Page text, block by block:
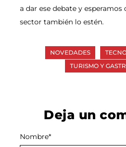
a dar ese debate y esperamos
sector también lo estén.
NOVEDADES
TURISMO Y
Deja un
Nombre*
Alternative: